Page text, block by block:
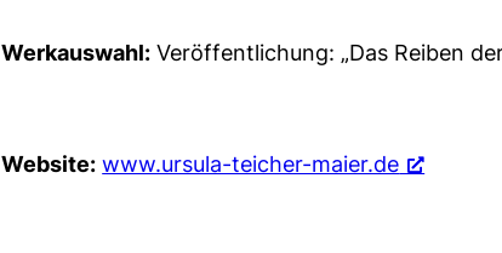
Werkauswahl: Veröffentlichung: „Das Reiben
Website: www.ursula-teicher-maier.de